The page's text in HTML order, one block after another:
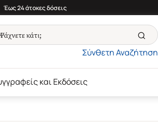
Έως 24 άτοκες δόσεις
Σύνθετη Αναζήτηση
και Εκδόσεις